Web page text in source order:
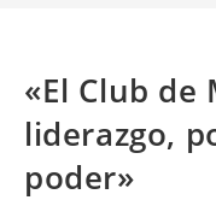
«El Club de
liderazgo,
poder»